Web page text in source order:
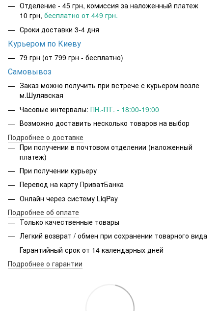
Отделение - 45 грн, комиссия за наложенный платеж
10 грн, бесплатно от 449 грн.
Сроки доставки 3-4 дня
Курьером по Киеву
79 грн (от 799 грн - бесплатно)
Самовывоз
Заказ можно получить при встрече с курьером возле
м.Шулявская
Часовые интервалы: ПН.-ПТ. - 18:00-19:00
Возможно доставить несколько товаров на выбор
Подробнее о доставке
При получении в почтовом отделении (наложенный
платеж)
При получении курьеру
Перевод на карту ПриватБанка
Онлайн через систему LiqPay
Подробнее об оплате
Только качественные товары
Легкий возврат / обмен при сохранении товарного вида
Гарантийный срок от 14 календарных дней
Подробнее о гарантии